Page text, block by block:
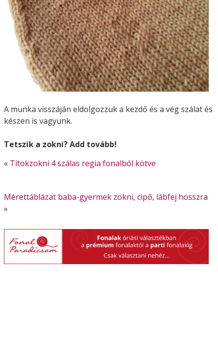
A munka visszáján eldolgozzuk a kezdő és a vég szálat és
készen is vagyunk.
Tetszik a zokni? Add tovább!
« Titokzokni 4 szálas regia fonalból kötve
Mérettáblázat baba-gyermek zokni, cipő, lábfej hosszra
»